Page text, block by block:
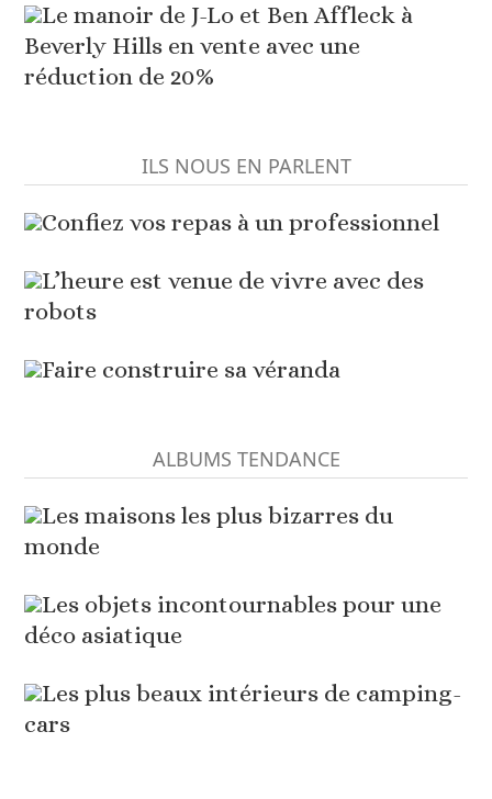
Le manoir de J-Lo et Ben Affleck à
Beverly Hills en vente avec une
réduction de 20%
ILS NOUS EN PARLENT
Confiez vos repas à un professionnel
L’heure est venue de vivre avec des
robots
Faire construire sa véranda
ALBUMS TENDANCE
Les maisons les plus bizarres du
monde
Les objets incontournables pour une
déco asiatique
Les plus beaux intérieurs de camping-
cars